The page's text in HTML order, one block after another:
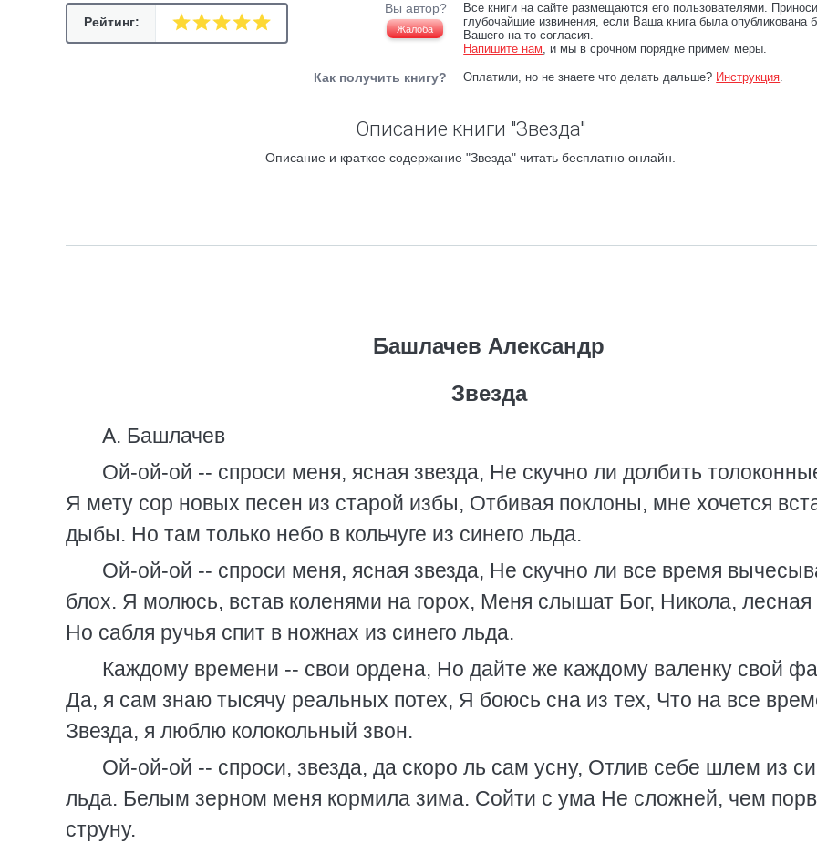
Рейтинг:
Вы автор?
Жалоба
Все книги на сайте размещаются его пользователями.
глубочайшие извинения, если Ваша книга была опубликована
Вашего на то согласия.
Напишите нам, и мы в срочном порядке примем меры.
Как получить книгу? Оплатили, но не знаете что делать дальше? Инструкция.
Описание книги "Звезда"
Описание и краткое содержание "Звезда" читать бесплатно онлайн.
Башлачев Александр
Звезда
А. Башлачев
Ой-ой-ой -- спроси меня, ясная звезда, Не скучно ли долбить
Я мету сор новых песен из старой избы, Отбивая поклоны, мне хочется
дыбы. Но там только небо в кольчуге из синего льда.
Ой-ой-ой -- спроси меня, ясная звезда, Не скучно ли все время
блох. Я молюсь, встав коленями на горох, Меня слышат Бог, Никола, лесная
Но сабля ручья спит в ножнах из синего льда.
Каждому времени -- свои ордена, Но дайте же каждому валенку свой
Да, я сам знаю тысячу реальных потех, Я боюсь сна из тех, Что на все
Звезда, я люблю колокольный звон.
Ой-ой-ой -- спроси, звезда, да скоро ль сам усну, Отлив себе шлем из
льда. Белым зерном меня кормила зима. Сойти с ума Не сложней, чем
струну.